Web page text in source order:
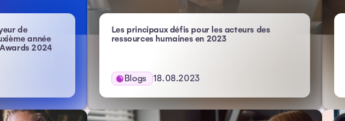
de
année
2024
Les principaux défis pour les acteurs des
ressources humaines en 2023– Atlas HXM
Blogs 18.08.2023